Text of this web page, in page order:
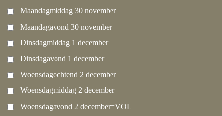
Maandagmiddag 30 november
Maandagavond 30 november
Dinsdagmiddag 1 december
Dinsdagavond 1 december
Woensdagochtend 2 december
Woensdagmiddag 2 december
Woensdagavond 2 december=VOL